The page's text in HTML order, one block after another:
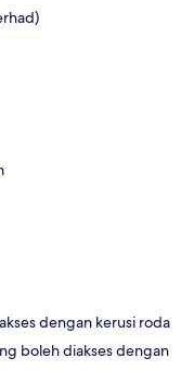
dengan kerusi roda
boleh diakses dengan